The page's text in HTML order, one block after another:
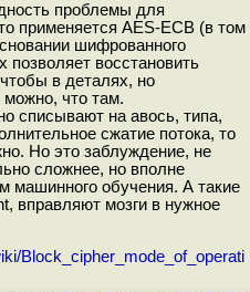
проблемы для
применяется AES-ECB (в том
шифрованного
восстановить
в деталях, но
можно, что там.
списывают на авось, типа,
сжатие потока, то
Но это заблуждение, не
сложнее, но вполне
машинного обучения. А такие
вправляют мозги в нужное
Block_cipher_mode_of_operati